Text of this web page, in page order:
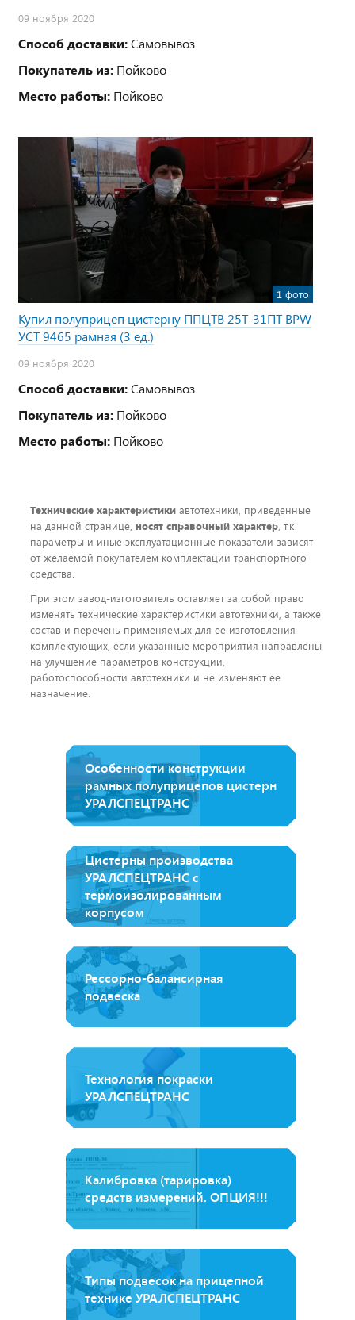
09 ноября 2020
Способ доставки:Самовывоз
Покупатель из: Пойково
Место работы: Пойково
1 фото
Купил полуприцеп цистерну ППЦТВ 25Т-31ПТ BPW
УСТ 9465 рамная (3 ед.)
09 ноября 2020
Способ доставки:Самовывоз
Покупатель из: Пойково
Место работы: Пойково
Технические характеристики автотехники, приведенные
на данной странице, носят справочный характер, т.к.
параметры и иные эксплуатационные показатели зависят
от желаемой покупателем комплектации транспортного
средства.
При этом завод-изготовитель оставляет за собой право
изменять технические характеристики автотехники, а также
состав и перечень применяемых для ее изготовления
комплектующих, если указанные мероприятия направлены
на улучшение параметров конструкции,
работоспособности автотехники и не изменяют ее
назначение.
Особенности конструкции
рамных полуприцепов цистерн
УРАЛСПЕЦТРАНС
Цистерны производства
УРАЛСПЕЦТРАНС с
термоизолированным
корпусом
Рессорно-балансирная
подвеска
Технология покраски
УРАЛСПЕЦТРАНС
Калибровка (тарировка)
средств измерений. ОПЦИЯ!!!
Типы подвесок на прицепной
технике УРАЛСПЕЦТРАНС